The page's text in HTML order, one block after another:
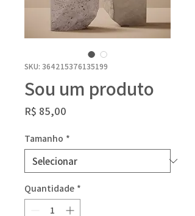
SKU: 364215376135199
Sou um produto
R$ 85,00
Tamanho *
Quantidade *